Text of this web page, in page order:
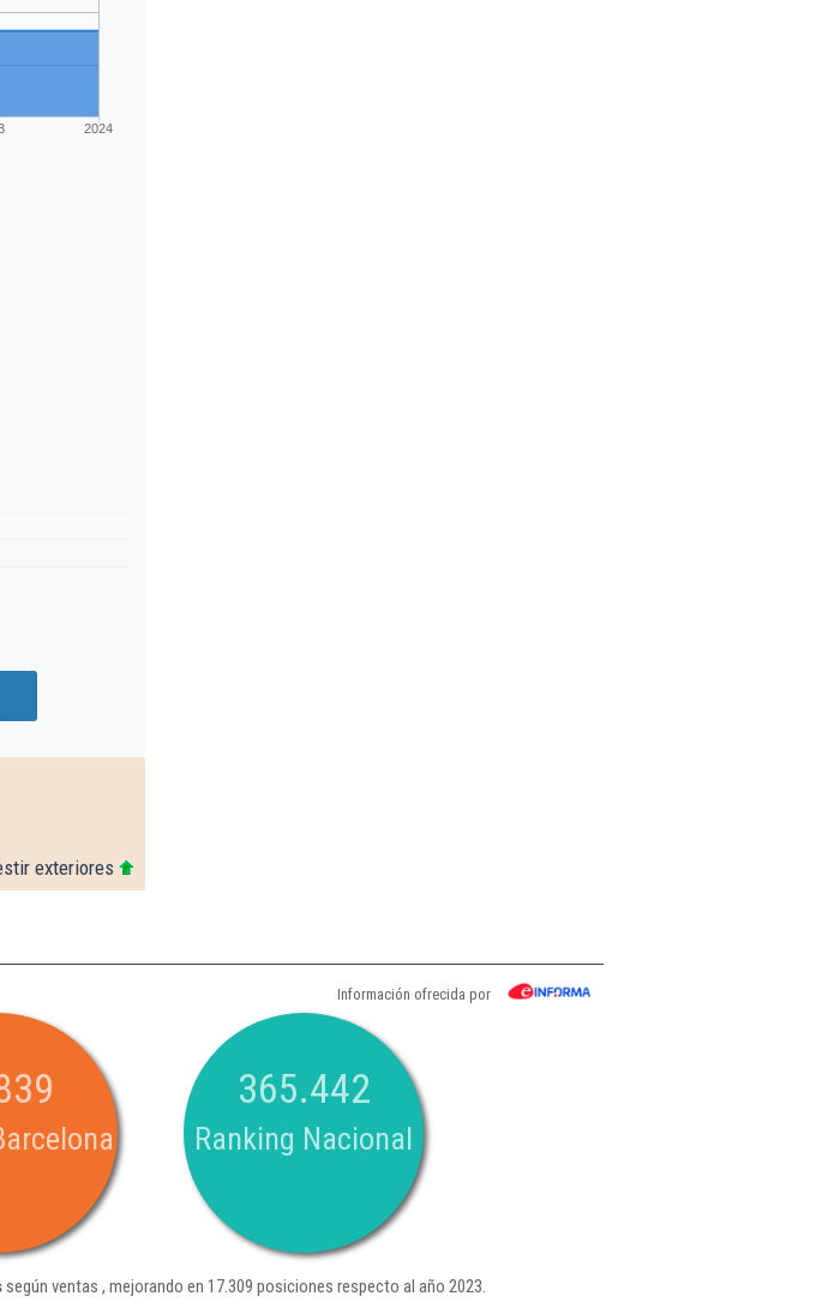
2024
exteriores
Información ofrecida por
365.442
Ranking Nacional
según ventas , mejorando en 17.309 posiciones respecto al año 2023.